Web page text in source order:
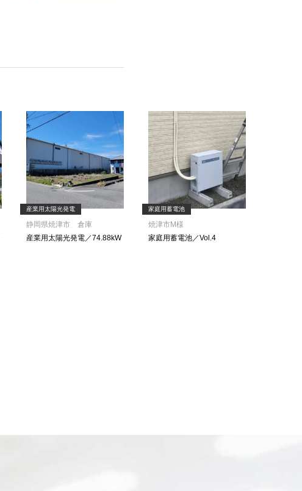
産業用太陽光発電
静岡県焼津市 倉庫
産業用太陽光発電／74.88kW
家庭用蓄電池
焼津市M様
家庭用蓄電池／Vol.4